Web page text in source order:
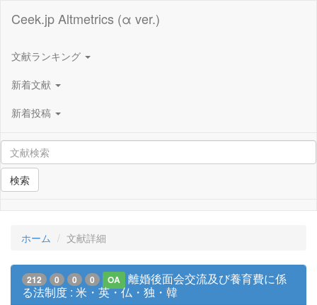
Ceek.jp Altmetrics (α ver.)
文献ランキング
新着文献
新着投稿
検索
ホーム 文献詳細
212 0 0 0 OA
離婚後面会交流及び養育費に係
る法制度 : 米・英・仏・独・韓